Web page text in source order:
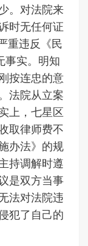
。对法院来
时无任何证
重违反《民
事实。明知
按连忠的意
法院从立案
上，七星区
取律师费不
办法》的规
持调解时遵
是双方当事
法对法院违
犯了自己的